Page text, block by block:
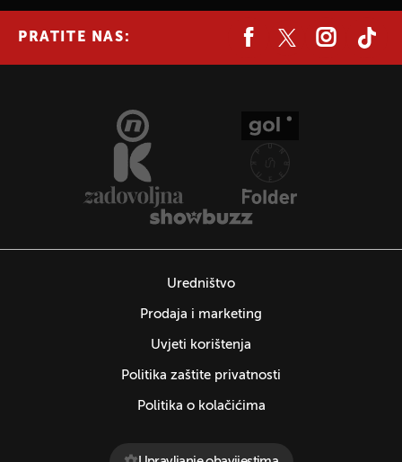
PRATITE NAS:
Uredništvo
Prodaja i marketing
Uvjeti korištenja
Politika zaštite privatnosti
Politika o kolačićima